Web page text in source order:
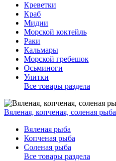
Креветки
Краб
Мидии
Морской коктейль
Раки
Кальмары
Морской гребешок
Осьминоги
Улитки
Все товары раздела
Вяленая, копченая, соленая рыба
Вяленая рыба
Копченая рыба
Соленая рыба
Все товары раздела